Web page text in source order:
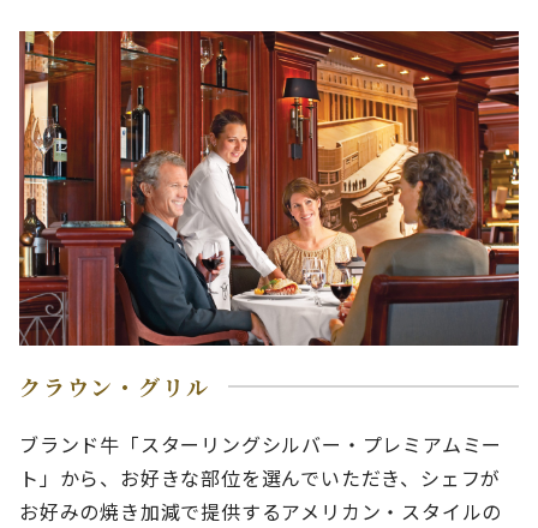
クラウン・グリル
ブランド牛「スターリングシルバー・プレミアムミー
ト」から、お好きな部位を選んでいただき、シェフが
お好みの焼き加減で提供するアメリカン・スタイルの